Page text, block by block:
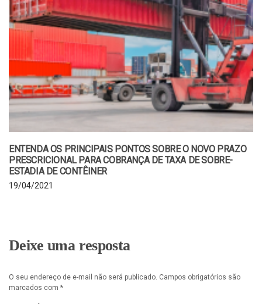
ENTENDA OS PRINCIPAIS PONTOS SOBRE O NOVO PRAZO
PRESCRICIONAL PARA COBRANÇA DE TAXA DE SOBRE-
ESTADIA DE CONTÊINER
19/04/2021
Deixe uma resposta
O seu endereço de e-mail não será publicado. Campos obrigatórios são
marcados com *